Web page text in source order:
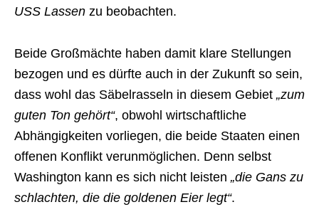
USS Lassen zu beobachten.
Beide Großmächte haben damit klare Stellungen
bezogen und es dürfte auch in der Zukunft so sein,
dass wohl das Säbelrasseln in diesem Gebiet „zum
guten Ton gehört“, obwohl wirtschaftliche
Abhängigkeiten vorliegen, die beide Staaten einen
offenen Konflikt verunmöglichen. Denn selbst
Washington kann es sich nicht leisten „die Gans zu
schlachten, die die goldenen Eier legt“.